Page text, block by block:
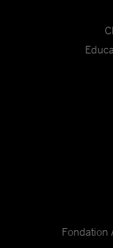
Fondation